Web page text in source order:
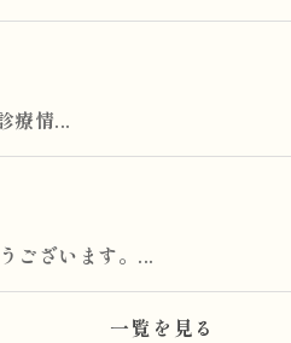
療情...
ございます。...
一覧を見る